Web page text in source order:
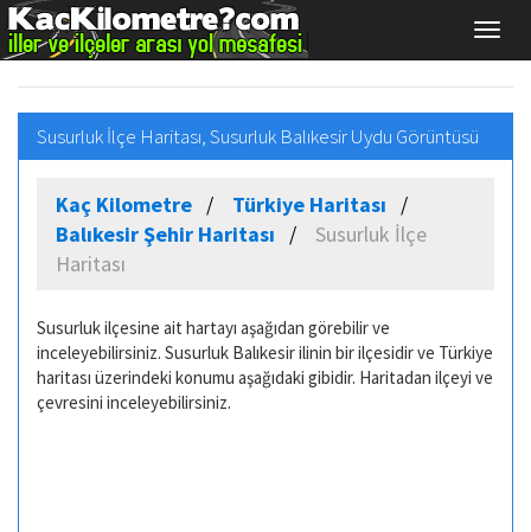
Susurluk İlçe Haritası, Susurluk Balıkesir Uydu Görüntüsü
Kaç Kilometre
Türkiye Haritası
Balıkesir Şehir Haritası
Susurluk İlçe
Haritası
Susurluk ilçesine ait hartayı aşağıdan görebilir ve
inceleyebilirsiniz. Susurluk Balıkesir ilinin bir ilçesidir ve Türkiye
haritası üzerindeki konumu aşağıdaki gibidir. Haritadan ilçeyi ve
çevresini inceleyebilirsiniz.